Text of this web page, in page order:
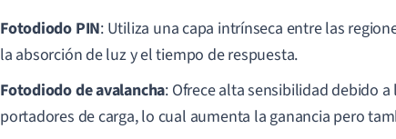
Fotodiodo PIN: Utiliza una capa intrínseca entre las
la absorción de luz y el tiempo de respuesta.
Fotodiodo de avalancha: Ofrece alta sensibilidad debido
portadores de carga, lo cual aumenta la ganancia pero